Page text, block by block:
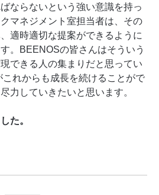
ならないという強い意識を持っ
マネジメント室担当者は、その
適時適切な提案ができるように
。BEENOSの皆さんはそういう
できる人の集まりだと思ってい
れからも成長を続けることがで
力していきたいと思います。
た。